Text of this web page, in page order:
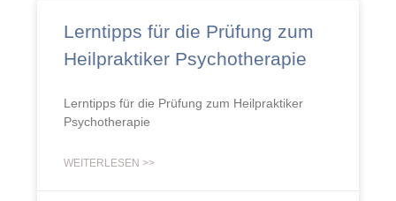
Lerntipps für die Prüfung zum
Heilpraktiker Psychotherapie
Lerntipps für die Prüfung zum Heilpraktiker
Psychotherapie
WEITERLESEN >>